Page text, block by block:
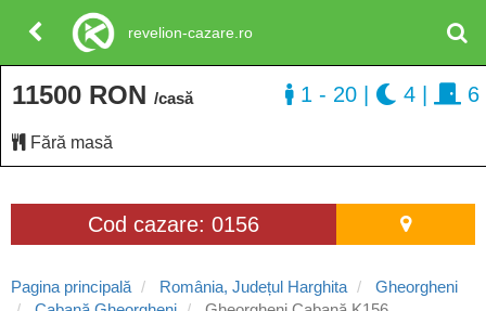
Cod cazare: 0156
Pagina principală România, Județul Harghita
Gheorgheni
11500 RON /casă
Fără masă
1 - 20 4 6
revelion-cazare.ro